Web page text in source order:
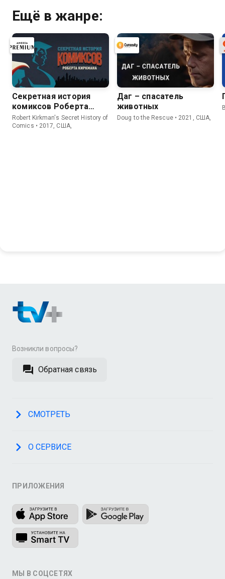
Ещё в жанре:
Секретная история
комиксов Роберта
Киркмана
Robert Kirkman's Secret History of
Comics • 2017, США,
Даг – спасатель
животных
Doug to the Rescue • 2021, США,
Возникли вопросы?
Обратная связь
СМОТРЕТЬ
О СЕРВИСЕ
ПРИЛОЖЕНИЯ
МЫ В СОЦСЕТЯХ